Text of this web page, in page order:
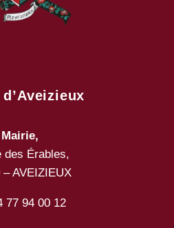
Mairie,
des Érables,
– AVEIZIEUX
77 94 00 12